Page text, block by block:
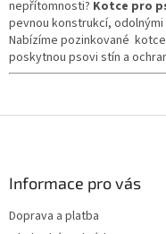
nepřítomnosti? Kotce pro
pevnou konstrukcí,
Nabízíme pozinkované
poskytnou psovi stín a
Informace pro vás
Doprava a platba